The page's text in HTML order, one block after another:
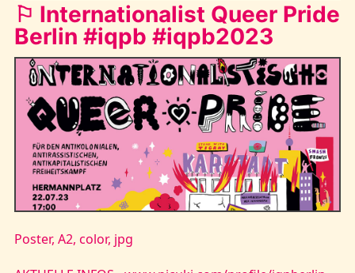
⚐ Internationalist Queer Pride
Berlin #iqpb #iqpb2023
Poster, A2, color, jpg